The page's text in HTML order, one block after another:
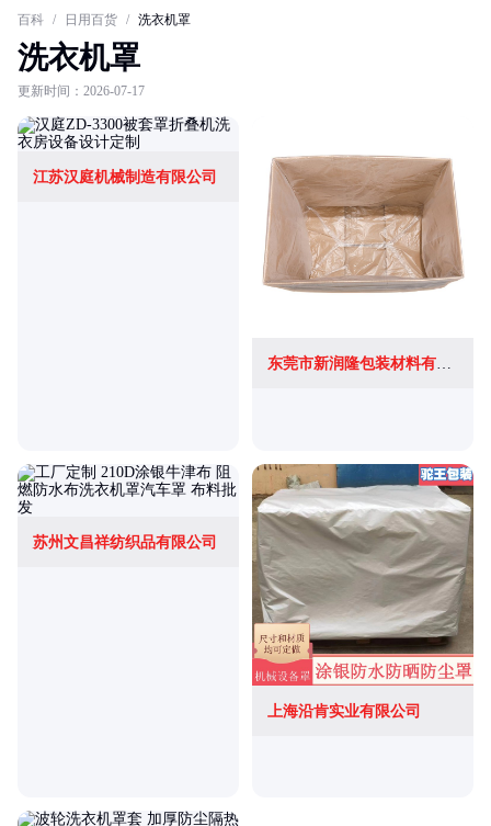
百科 / 日用百货 / 洗衣机罩
洗衣机罩
更新时间：2026-07-17
江苏汉庭机械制造有限公司
东莞市新润隆包装材料有限公司
苏州文昌祥纺织品有限公司
上海沿肯实业有限公司